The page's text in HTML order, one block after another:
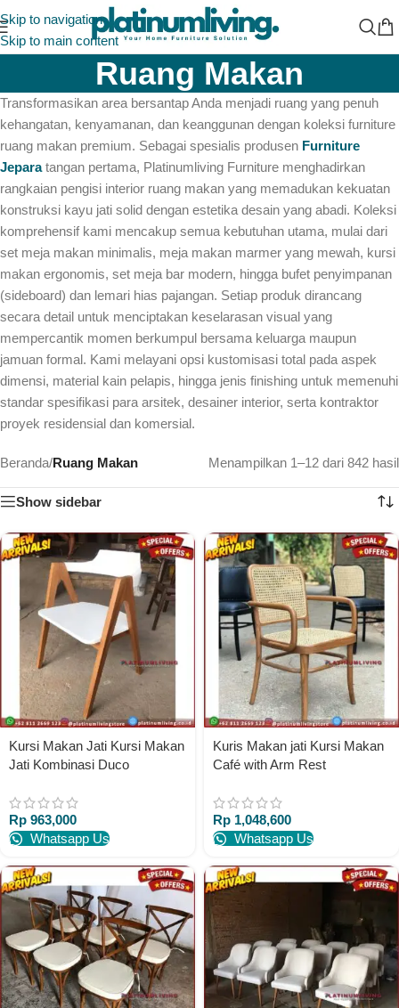
Skip to navigation
Skip to main content
Ruang Makan
Transformasikan area bersantap Anda menjadi ruang yang penuh
kehangatan, kenyamanan, dan keanggunan dengan koleksi furniture
ruang makan premium. Sebagai spesialis produsen Furniture
Jeparatangan pertama, Platinumliving Furniture menghadirkan
rangkaian pengisi interior ruang makan yang memadukan kekuatan
konstruksi kayu jati solid dengan estetika desain yang abadi. Koleksi
komprehensif kami mencakup semua kebutuhan utama, mulai dari
set meja makan minimalis, meja makan marmer yang mewah, kursi
makan ergonomis, set meja bar modern, hingga bufet penyimpanan
(sideboard) dan lemari hias pajangan. Setiap produk dirancang
secara detail untuk menciptakan keselarasan visual yang
mempercantik momen berkumpul bersama keluarga maupun
jamuan formal. Kami melayani opsi kustomisasi total pada aspek
dimensi, material kain pelapis, hingga jenis finishing untuk memenuhi
standar spesifikasi para arsitek, desainer interior, serta kontraktor
proyek residensial dan komersial.
Beranda/Ruang Makan Menampilkan 1–12 dari 842 hasil
Show sidebar
Kursi Makan Jati Kursi Makan
Jati Kombinasi Duco
Rp 963,000
Whatsapp Us
Kuris Makan jati Kursi Makan
Café with Arm Rest
Rp 1,048,600
Whatsapp Us